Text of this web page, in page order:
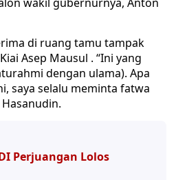
di ruang tamu tampak
Asep Mausul . “Ini yang
dengan ulama). Apa
saya selalu meminta fatwa
Perjuangan Lolos